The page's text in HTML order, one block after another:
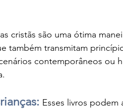
cristãs são uma ótima
também transmitam
contemporâneos ou
Esses livros